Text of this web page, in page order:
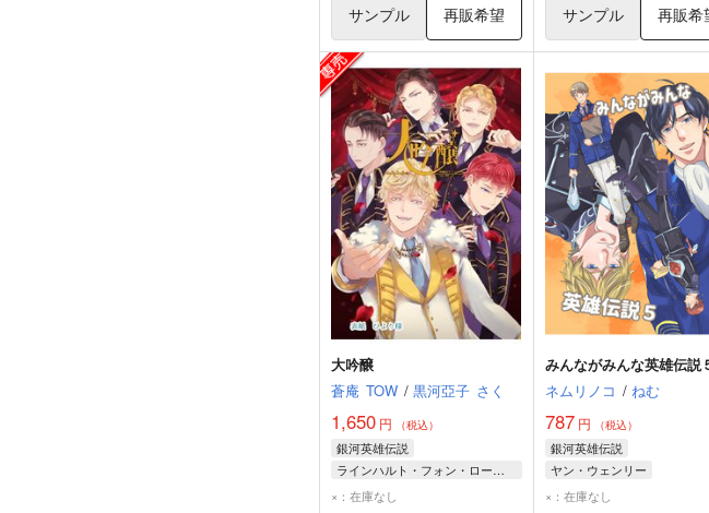
サンプル 再販希望 サンプル 再販希
大吟醸
蒼庵 TOW / 黒河亞子 さく
1,650 円 （税込）
銀河英雄伝説
ラインハルト・フォン・ローエングラム
ジークフリード・キルヒアイス
×：在庫なし
みんながみんな英雄伝説
ネムリノコ / ねむ
787円 （税込）
銀河英雄伝説
ヤン・ウェンリー
×：在庫なし